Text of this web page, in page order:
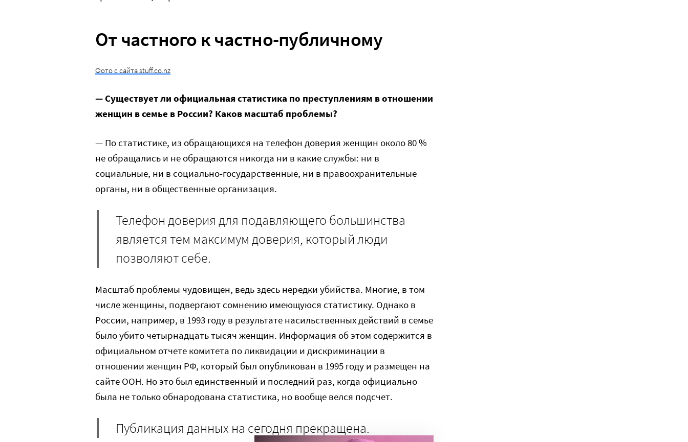
От частного к частно-публичному
Фото с сайта stuff.co.nz
— Существует ли официальная статистика по преступлениям в отношении
женщин в семье в России? Каков масштаб проблемы?
— По статистике, из обращающихся на телефон доверия женщин около 80 %
не обращались и не обращаются никогда ни в какие службы: ни в
социальные, ни в социально-государственные, ни в правоохранительные
органы, ни в общественные организация.
Телефон доверия для подавляющего большинства
является тем максимум доверия, который люди
позволяют себе.
Масштаб проблемы ­чудовищен, ведь здесь нередки убийства. Многие, в том
числе женщины, подвергают сомнению имеющуюся статистику. Однако в
России, например, в 1993 году в результате насильственных действий в семье
было убито четырнадцать тысяч женщин. Информация об этом содержится в
официальном отчете комитета по ликвидации и дискриминации в
отношении женщин РФ, который был опубликован в 1995 году и размещен на
сайте ООН. Но это был единственный и последний раз, когда официально
была не только обнародована статистика, но вообще велся подсчет.
Публикация данных на сегодня прекращена.